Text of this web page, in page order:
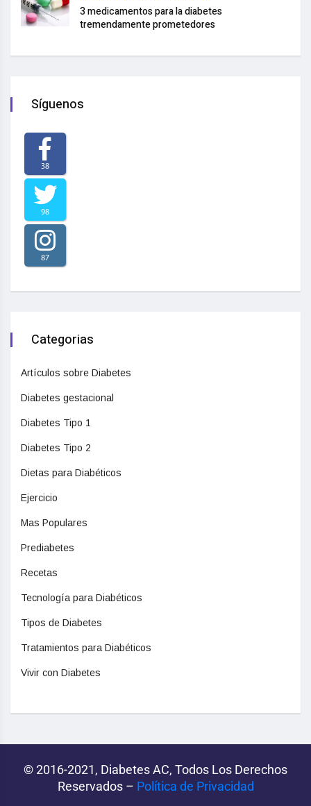
3 medicamentos para la diabetes
tremendamente prometedores
Síguenos
38
98
87
Categorias
Artículos sobre Diabetes
Diabetes gestacional
Diabetes Tipo 1
Diabetes Tipo 2
Dietas para Diabéticos
Ejercicio
Mas Populares
Prediabetes
Recetas
Tecnología para Diabéticos
Tipos de Diabetes
Tratamientos para Diabéticos
Vivir con Diabetes
© 2016-2021, Diabetes AC, Todos Los Derechos
Reservados – Política de Privacidad‌­